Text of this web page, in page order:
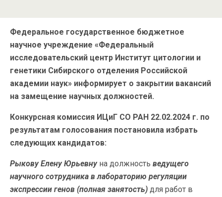
Федеральное государственное бюджетное
научное учреждение «Федеральный
исследовательский центр Институт цитологии и
генетики Сибирского отделения Российской
академии наук» информирует о закрытии вакансий
на замещение научных должностей.
Конкурсная комиссия ИЦиГ СО РАН 22.02.2024 г. по
результатам голосования постановила избрать
следующих кандидатов:
Рыкову Елену Юрьевнуна должность ведущего
научного сотрудника в лабораторию регуляции
экспрессии генов (полная занятость) для работ в